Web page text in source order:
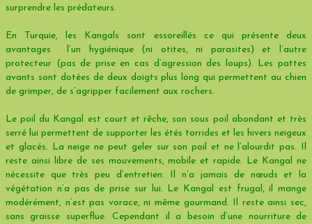
surprendre les prédateurs.
En Turquie, les Kangals sont essoreillés ce qui présente deux
avantages l’un hygiénique (ni otites, ni parasites) et l’autre
protecteur (pas de prise en cas d’agression des loups). Les pattes
avants sont dotées de deux doigts plus long qui permettent au chien
de grimper, de s’agripper facilement aux rochers.
Le poil du Kangal est court et rêche, son sous poil abondant et très
serré lui permettent de supporter les étés torrides et les hivers neigeux
et glacés. La neige ne peut geler sur son poil et ne l’alourdit pas. Il
reste ainsi libre de ses mouvements, mobile et rapide. Le Kangal ne
nécessite que très peu d’entretien. Il n’a jamais de nœuds et la
végétation n’a pas de prise sur lui. Le Kangal est frugal, il mange
modérément, n’est pas vorace, ni même gourmand. Il reste ainsi sec,
sans graisse superflue. Cependant il a besoin d’une nourriture de